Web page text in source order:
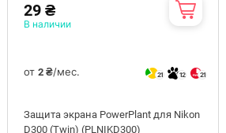
29 ₴
В наличии
от2 ₴/мес. 21 12 21
Защита экрана PowerPlant для Nikon
D300 (Twin) (PLNIKD300)